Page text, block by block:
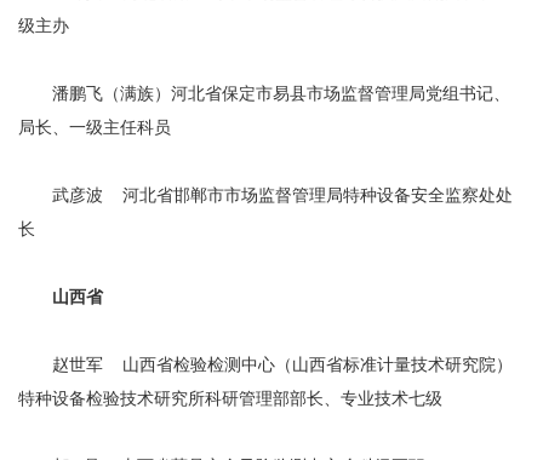
级主办
潘鹏飞（满族）河北省保定市易县市场监督管理局党组书记、
局长、一级主任科员
武彦波 河北省邯郸市市场监督管理局特种设备安全监察处处
长
山西省
赵世军 山西省检验检测中心（山西省标准计量技术研究院）
特种设备检验技术研究所科研管理部部长、专业技术七级